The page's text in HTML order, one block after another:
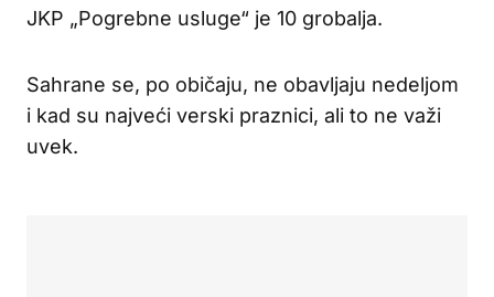
JKP „Pogrebne usluge“ je 10 grobalja.
Sahrane se, po običaju, ne obavljaju nedeljom
i kad su najveći verski praznici, ali to ne važi
uvek.